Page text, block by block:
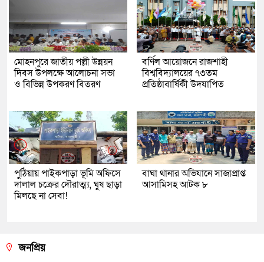
মোহনপুরে জাতীয় পল্লী উন্নয়ন
দিবস উপলক্ষে আলোচনা সভা
ও বিভিন্ন উপকরণ বিতরণ
বর্ণিল আয়োজনে রাজশাহী
বিশ্ববিদ্যালয়ের ৭৩তম
প্রতিষ্ঠাবার্ষিকী উদযাপিত
পুঠিয়ায় পাইকপাড়া ভূমি অফিসে
দালাল চক্রের দৌরাত্ম্য, ঘুষ ছাড়া
মিলছে না সেবা!
বাঘা থানার অভিযানে সাজাপ্রাপ্ত
আসামিসহ আটক ৮
জনপ্রিয়